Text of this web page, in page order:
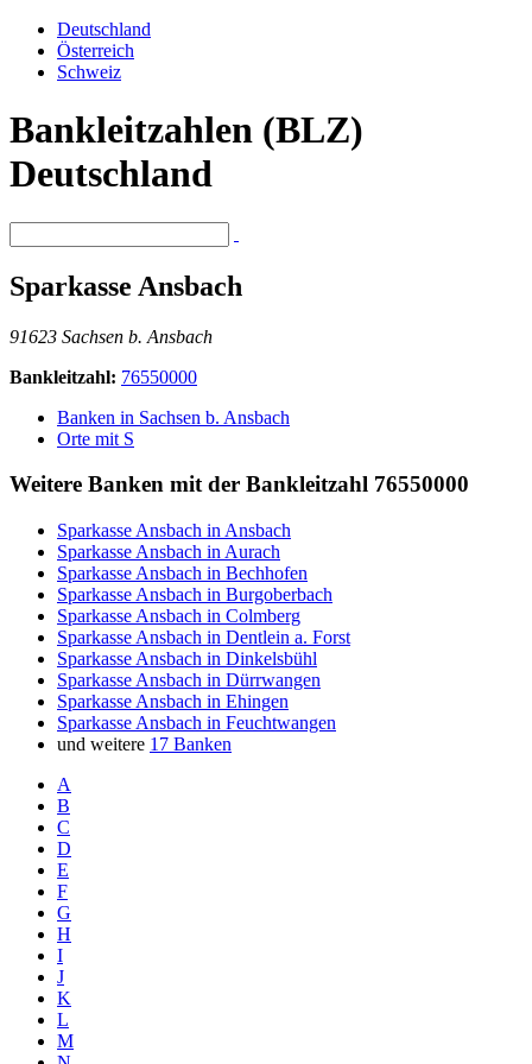
Deutschland
Österreich
Schweiz
Bankleitzahlen (BLZ)
Deutschland
Sparkasse Ansbach
91623 Sachsen b. Ansbach
Bankleitzahl: 76550000
Banken in Sachsen b. Ansbach
Orte mit S
Weitere Banken mit der Bankleitzahl 76550000
Sparkasse Ansbach in Ansbach
Sparkasse Ansbach in Aurach
Sparkasse Ansbach in Bechhofen
Sparkasse Ansbach in Burgoberbach
Sparkasse Ansbach in Colmberg
Sparkasse Ansbach in Dentlein a. Forst
Sparkasse Ansbach in Dinkelsbühl
Sparkasse Ansbach in Dürrwangen
Sparkasse Ansbach in Ehingen
Sparkasse Ansbach in Feuchtwangen
und weitere 17 Banken
A
B
C
D
E
F
G
H
I
J
K
L
M